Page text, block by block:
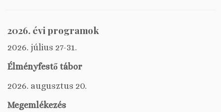
2026. évi programok
2026. július 27-31.
Élményfestő tábor
2026. augusztus 20.
Megemlékezés